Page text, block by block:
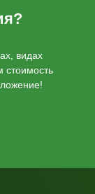
видах
стоимость